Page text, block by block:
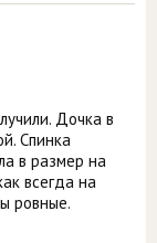
Дочка в
Спинка
в размер на
всегда на
ровные.